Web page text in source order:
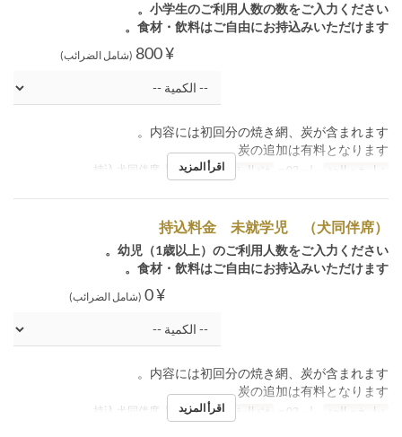
小学生のご利用人数の数をご入力ください。
食材・飲料はご自由にお持込みいただけます。
¥ 800 (شامل الضرائب)
内容には初回分の焼き網、炭が含まれます。
炭の追加は有料となります。
تواريخ صالحة فئة المقعد 【7/2開始】持込 犬同伴席
اقرأ المزيد
持込料金 未就学児 （犬同伴席）
幼児（1歳以上）のご利用人数をご入力ください。
食材・飲料はご自由にお持込みいただけます。
¥ 0 (شامل الضرائب)
内容には初回分の焼き網、炭が含まれます。
炭の追加は有料となります。
تواريخ صالحة فئة المقعد 【7/2開始】持込 犬同伴席
اقرأ المزيد